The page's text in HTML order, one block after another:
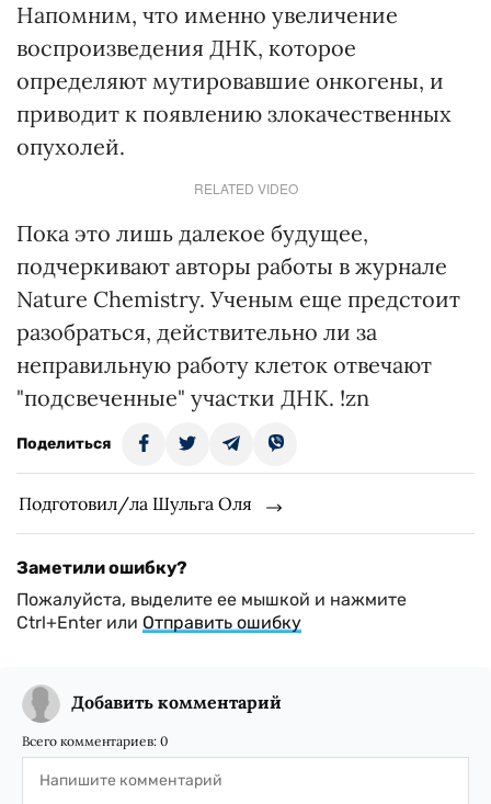
Напомним, что именно увеличение
воспроизведения ДНК, которое
определяют мутировавшие онкогены, и
приводит к появлению злокачественных
опухолей.
RELATED VIDEO
Пока это лишь далекое будущее,
подчеркивают авторы работы в журнале
Nature Chemistry. Ученым еще предстоит
разобраться, действительно ли за
неправильную работу клеток отвечают
"подсвеченные" участки ДНК. !zn
Поделиться
Подготовил/ла Шульга Оля
Заметили ошибку?
Пожалуйста, выделите ее мышкой и нажмите
Ctrl+Enter или Отправить ошибку
Добавить комментарий
Всего комментариев: 0